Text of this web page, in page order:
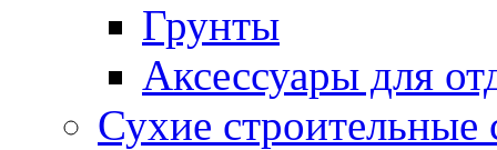
Грунты
Аксессуары для
Сухие строительные